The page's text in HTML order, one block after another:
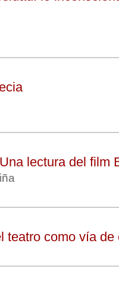
lectura del film
teatro como vía de